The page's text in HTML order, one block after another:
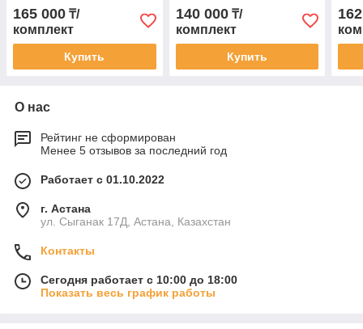
165 000 ₸/
комплект
Купить
140 000₸/
комплект
Купить
О нас
Рейтинг не сформирован
Менее 5 отзывов за последний год
Работает с 01.10.2022
г. Астана
ул. Сыганак 17Д, Астана, Казахстан
Контакты
Сегодня работает с 10:00 до 18:00
Показать весь график работы